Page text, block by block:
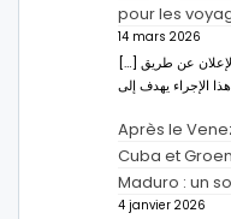
pour les
14 mars 2026
[…] الإعلان عن طريق Ahmed Abdel-Latifسفير مصر بالرباط.
Après le
Cuba et
Maduro : un
4 janvier 2026